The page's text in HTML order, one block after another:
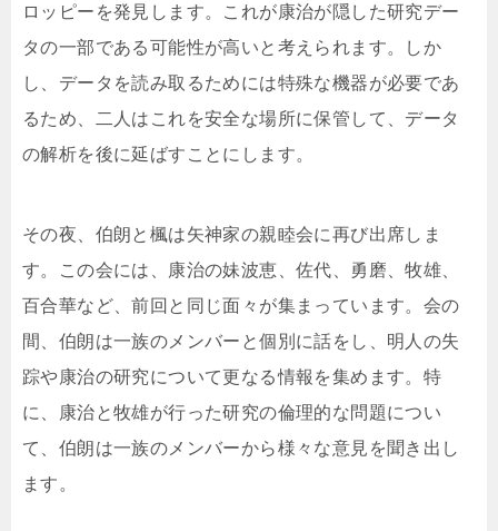
ロッピーを発見します。これが康治が隠した研究デー
タの一部である可能性が高いと考えられます。しか
し、データを読み取るためには特殊な機器が必要であ
るため、二人はこれを安全な場所に保管して、データ
の解析を後に延ばすことにします。
その夜、伯朗と楓は矢神家の親睦会に再び出席しま
す。この会には、康治の妹波恵、佐代、勇磨、牧雄、
百合華など、前回と同じ面々が集まっています。会の
間、伯朗は一族のメンバーと個別に話をし、明人の失
踪や康治の研究について更なる情報を集めます。特
に、康治と牧雄が行った研究の倫理的な問題につい
て、伯朗は一族のメンバーから様々な意見を聞き出し
ます。